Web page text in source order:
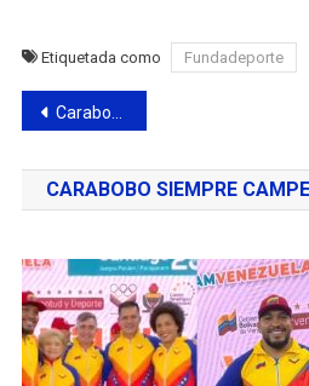
Etiquetada como Fundadeporte
Navegación
de
entradas
Carabobo define su calendario deportivo 2026 en reunión estratégica de Fundadeporte
CARABOBO SIEMPRE